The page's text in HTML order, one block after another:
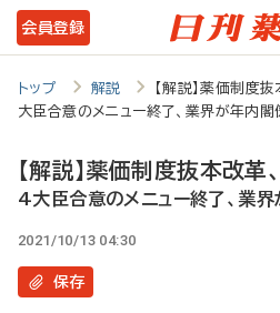
メ
イ
テ
ツ
に
会員登録
トップ 解説
【解説】薬価制
大臣合意のメニュー終了、業界が年内
【解説】薬価制度抜本改
4大臣合意のメニュー終了、業
2021/10/13 04:30
保存